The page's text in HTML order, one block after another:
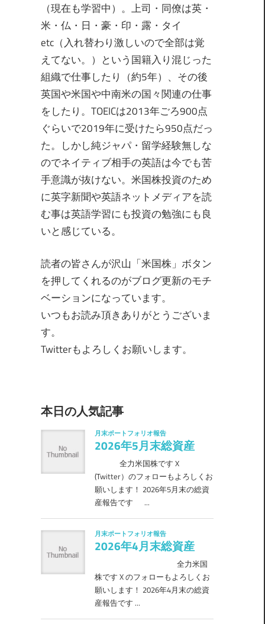
（現在も学習中）。上司・同僚は英・
米・仏・日・豪・印・露・タイ
etc（入れ替わり激しいので全部は覚
えてない。）という国籍入り混じった
組織で仕事したり（約5年）、その後
英国や米国や中南米の国々関連の仕事
をしたり。TOEICは2013年ごろ900点
ぐらいで2019年に受けたら950点だっ
た。しかし純ジャパ・留学経験無しな
のでネイティブ相手の英語は今でも苦
手意識が抜けない。米国株投資のため
に英字新聞や英語ネットメディアを読
む事は英語学習にも投資の勉強にも良
いと感じている。
読者の皆さんが沢山「米国株」ボタン
を押してくれるのがブログ更新のモチ
ベーションになっています。
いつもお読み頂きありがとうございま
す。
Twitterもよろしくお願いします。
本日の人気記事